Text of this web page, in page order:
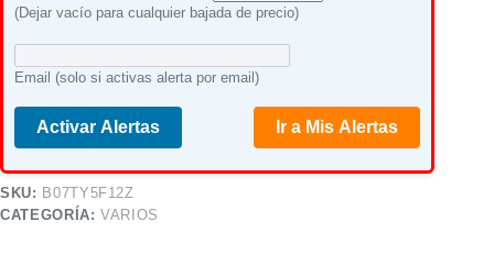
(Dejar vacío para cualquier bajada de precio)
Email (solo si activas alerta por email)
Activar Alertas Ir a Mis Alertas
SKU: B07TY5F12Z
CATEGORÍA:VARIOS